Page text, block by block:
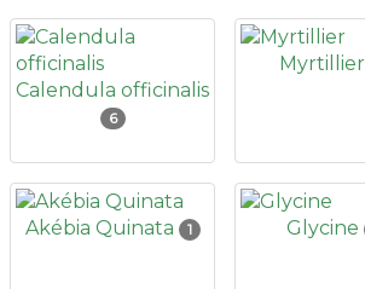
Calendula officinalis
6
Myrtillier
Akébia Quinata 1 Glycine